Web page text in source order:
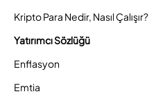
Kripto Para Nedir, Nasıl Çalışır?
Yatırımcı Sözlüğü
Enflasyon
Emtia